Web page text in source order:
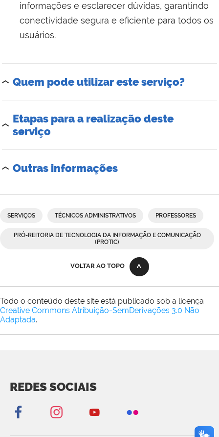
informações e esclarecer dúvidas, garantindo
conectividade segura e eficiente para todos os
usuários.
Quem pode utilizar este serviço?
Etapas para a realização deste
serviço
Outras informações
SERVIÇOS TÉCNICOS ADMINISTRATIVOS PROFESSORES
PRÓ-REITORIA DE TECNOLOGIA DA INFORMAÇÃO E COMUNICAÇÃO
(PROTIC)
VOLTAR AO TOPO
Todo o conteúdo deste site está publicado sob a licença
Creative Commons Atribuição-SemDerivações 3.0 Não
Adaptada.
REDES SOCIAIS